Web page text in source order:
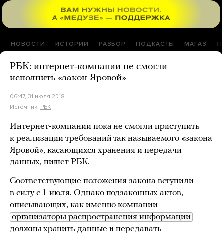
НОВОСТИ ИСТОРИИ РАЗБОР ПОДКАСТЫ МАГАЗ
РБК: интернет-компании не смогли
исполнить «закон Яровой»
06:47, 31 июля 2018
Источник: РБК
Интернет-компании пока не смогли приступить
к реализации требований так называемого «закона
Яровой», касающихся хранения и передачи
данных, пишет РБК.
Соответствующие положения закона вступили
в силу с 1 июля. Однако подзаконных актов,
описывающих, как именно компании —
организаторы распространения информации
должны хранить данные и передавать